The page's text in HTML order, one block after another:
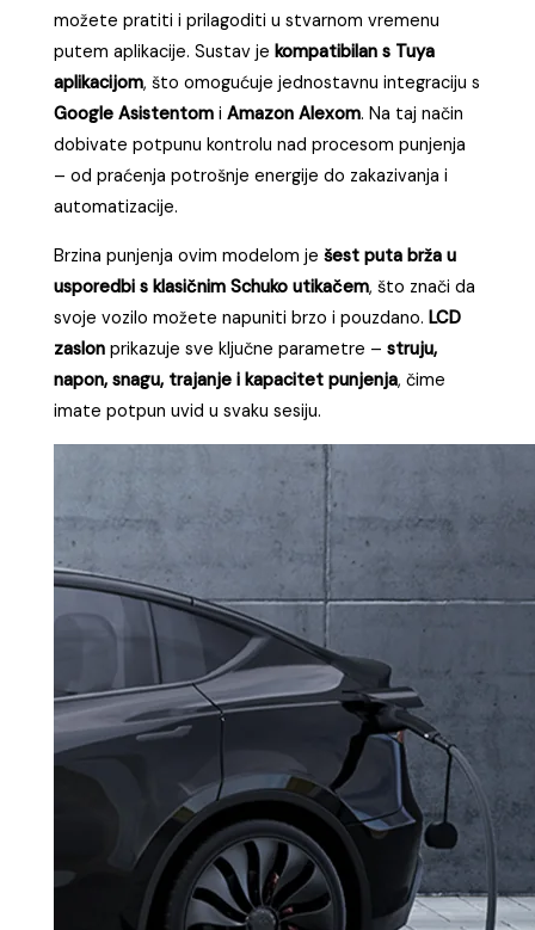
možete pratiti i prilagoditi u stvarnom vremenu
putem aplikacije. Sustav jekompatibilan s Tuya
aplikacijom, što omogućuje jednostavnu integraciju s
Google Asistentom iAmazon Alexom. Na taj način
dobivate potpunu kontrolu nad procesom punjenja
– od praćenja potrošnje energije do zakazivanja i
automatizacije.
Brzina punjenja ovim modelom ješest puta brža u
usporedbi s klasičnim Schuko utikačem, što znači da
svoje vozilo možete napuniti brzo i pouzdano.LCD
zaslon prikazuje sve ključne parametre –struju,
napon, snagu, trajanje i kapacitet punjenja, čime
imate potpun uvid u svaku sesiju.